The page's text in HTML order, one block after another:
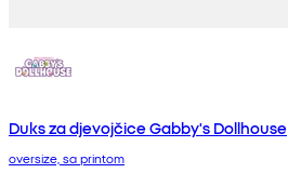
Duks za djevojčice Gabby's Dollhouse
oversize, sa printom